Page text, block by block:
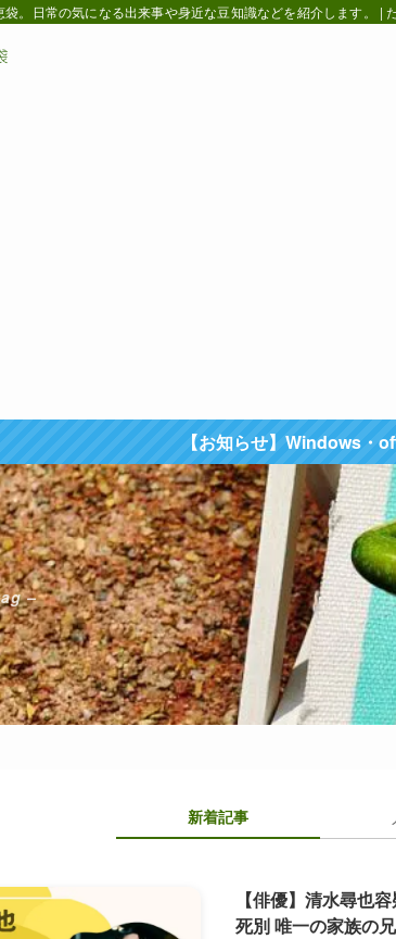
。日常の気になる出来事や身近な豆知識などを紹介します。 |
【お知らせ】Windows・
–
新着記事
【俳優】清水尋也
死別 唯一の家族の